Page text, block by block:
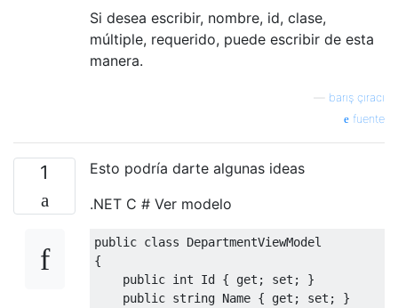
Si desea escribir, nombre, id, clase,
múltiple, requerido, puede escribir de esta
manera.
barış çıracı
fuente
1
Esto podría darte algunas ideas
.NET C # Ver modelo
public class
DepartmentViewModel
{
public int Id { get ; set ;
}
public string Name { get ; set ;
}